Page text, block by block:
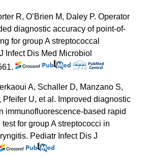
R, O’Brien M, Daley P. Operator
diagnostic accuracy of point-of-
for group A streptococcal
Infect Dis Med Microbiol
A, Schaller D, Manzano S,
Pfeifer U, et al. Improved diagnostic
immunofluorescence-based rapid
for group A streptococci in
Pediatr Infect Dis J